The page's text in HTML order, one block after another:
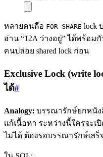
หลายคนถือ FOR SHARE lock
อ่าน “12A ว่างอยู่” ได้พร้อม
คนปล่อย shared lock ก่อน
Exclusive Lock (write
ได้#
Analogy: บรรณารักษ์ยกหนัง
แก้เนื้อหา ระหว่างนี้ใครจะเ
ไม่ได้ ต้องรอบรรณารักษ์เส